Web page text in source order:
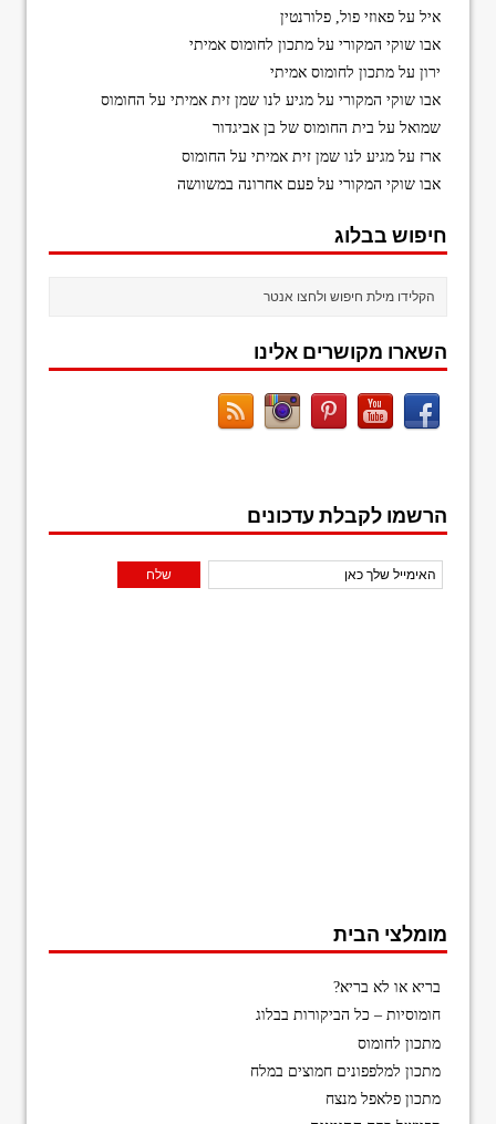
איל עלפאוזי פול, פלורנטין
אבו שוקי המקורי עלמתכון לחומוס אמיתי
ירון עלמתכון לחומוס אמיתי
אבו שוקי המקורי עלמגיע לנו שמן זית אמיתי על החומוס
שמואל על בית החומוס של בן אביגדור
ארז עלמגיע לנו שמן זית אמיתי על החומוס
אבו שוקי המקורי עלפעם אחרונה במשוושה
חיפוש בבלוג
השארו מקושרים אלינו
הרשמו לקבלת עדכונים
מומלצי הבית
בריא או לא בריא?
חומוסיות – כל הביקורות בבלוג
מתכון לחומוס
מתכון למלפפונים חמוצים במלח
מתכון פלאפל מנצח